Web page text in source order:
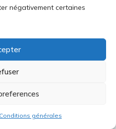
négativement certaines
Conditions générales
et la Pire